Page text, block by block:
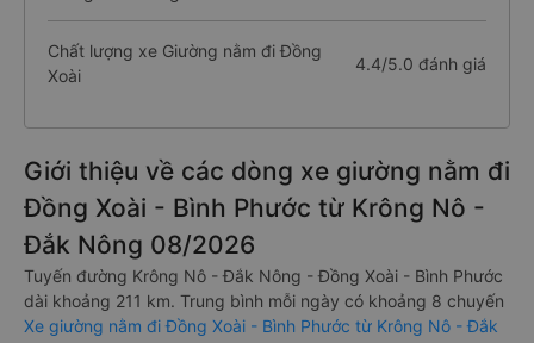
Chất lượng xe Giường nằm đi Đồng
Xoài
4.4/5.0 đánh giá
Giới thiệu về các dòng xe giường nằm đi
Đồng Xoài - Bình Phước từ Krông Nô -
Đắk Nông 08/2026
Tuyến đường Krông Nô - Đắk Nông - Đồng Xoài - Bình Phước
dài khoảng 211 km. Trung bình mỗi ngày có khoảng 8 chuyến
Xe giường nằm đi Đồng Xoài - Bình Phước từ Krông Nô - Đắk